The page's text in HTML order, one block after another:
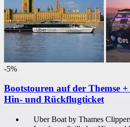
-5%
Bootstouren auf der Themse
Hin- und Rückflugticket
Uber Boat by Thames